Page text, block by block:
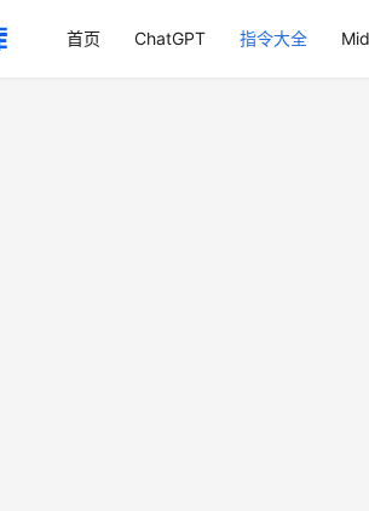
首页 ChatGPT 指令大全